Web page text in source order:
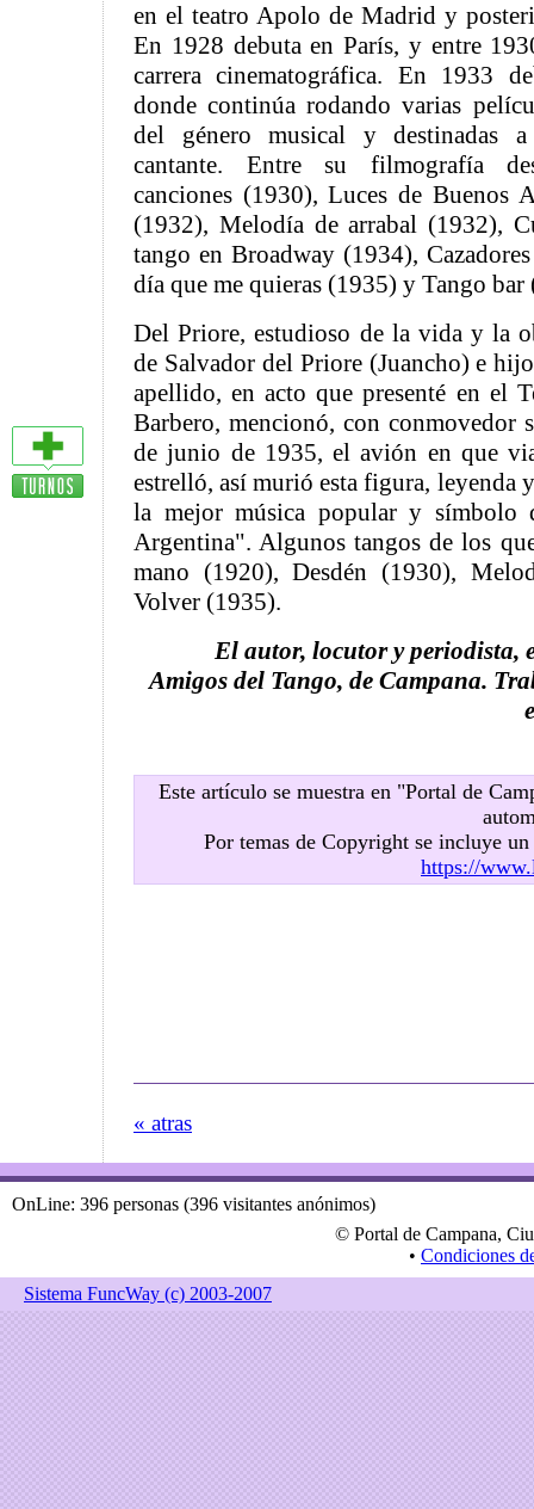
en el teatro Apolo de Madrid y
En 1928 debuta en París, y entre
carrera cinematográfica. En 1933
donde continúa rodando varias
del género musical y destinadas
cantante. Entre su filmografía
canciones (1930), Luces de Buenos
(1932), Melodía de arrabal (1932),
tango en Broadway (1934),
día que me quieras (1935) y Tango bar
Del Priore, estudioso de la vida y la
de Salvador del Priore (Juancho) e
apellido, en acto que presenté en el
Barbero, mencionó, con conmovedor
de junio de 1935, el avión en que
estrelló, así murió esta figura, leyenda
la mejor música popular y símbolo
Argentina". Algunos tangos de los
mano (1920), Desdén (1930),
Volver (1935).
El autor, locutor y periodista,
Amigos del Tango, de Campana.
Este artículo se muestra en "Portal de
Por temas de Copyright se incluye un
https://
« atras
OnLine: 396 personas (396 visitantes anónimos)
© Portal de Campana,
• Condiciones
Sistema FuncWay (c) 2003-2007